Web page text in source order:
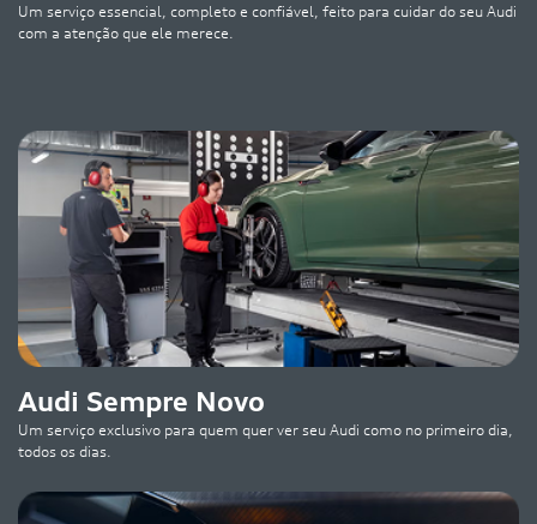
Um serviço essencial, completo e confiável, feito para cuidar do seu Audi
com a atenção que ele merece.
Audi Sempre Novo
Um serviço exclusivo para quem quer ver seu Audi como no primeiro dia,
todos os dias.